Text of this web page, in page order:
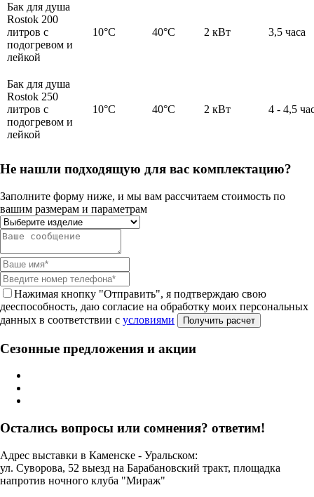
Бак для душа
Rostok 200
литров с
подогревом и
лейкой
10°C 40°C 2 кВт 3,5 часа
Бак для душа
Rostok 250
литров с
подогревом и
лейкой
10°C 40°C 2 кВт 4 - 4,5
Не нашли подходящую для вас комплектацию?
Заполните форму ниже, и мы вам рассчитаем стоимость по
вашим размерам и параметрам
Нажимая кнопку "Отправить", я подтверждаю свою
дееспособность, даю согласие на обработку моих персональных
данных в соответствии с условиями
Сезонные предложения и акции
Остались вопросы или сомнения? ответим!
Адрес выставки в Каменске - Уральском:
ул. Суворова, 52 выезд на Барабановский тракт, площадка
напротив ночного клуба "Мираж"